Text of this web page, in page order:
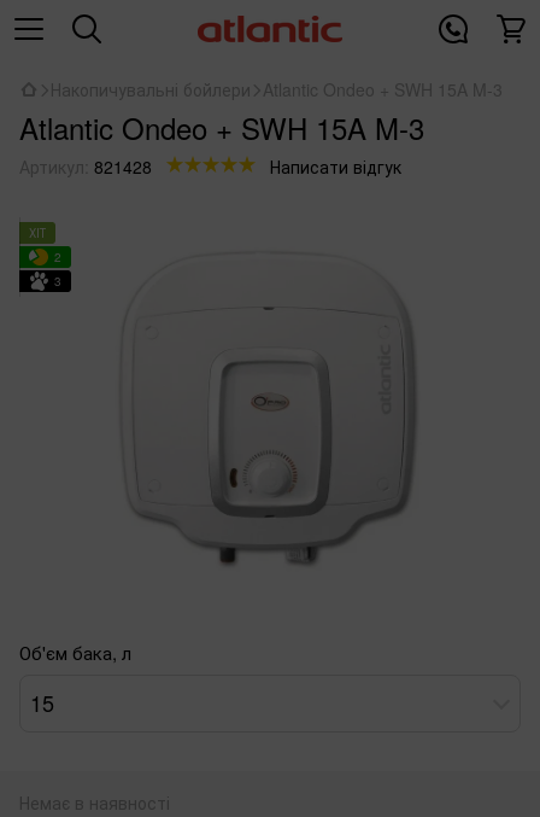
Накопичувальні бойлери Atlantic Ondeo + SWH 15A M-3
Atlantic Ondeo + SWH 15A M-3
Артикул: 821428 Написати відгук
ХІТ
2
3
Об'єм бака, л
15
Немає в наявності